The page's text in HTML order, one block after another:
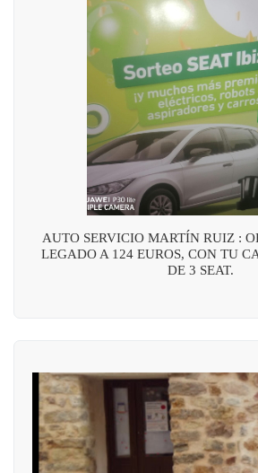
AUTO SERVICIO MARTÍN RUIZ :
LEGADO A 124 EUROS, CON TU
DE 3 SEAT.